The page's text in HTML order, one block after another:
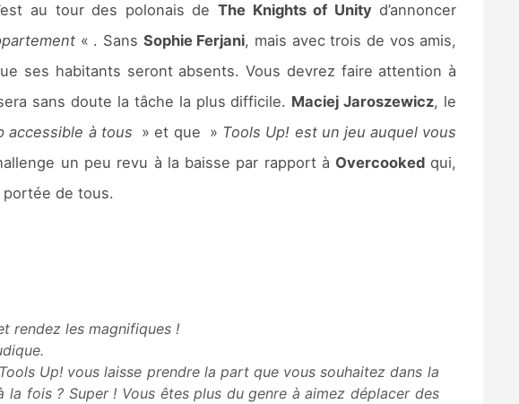
au tour des polonais de The Knights of Unityd’annoncer
« . Sans Sophie Ferjani, mais avec trois de vos amis,
ses habitants seront absents. Vous devrez faire attention à
sans doute la tâche la plus difficile. Maciej Jaroszewicz, le
accessible à tous » et que » Tools Up! est un jeu auquel vous
un peu revu à la baisse par rapport à Overcooked qui,
de tous.
rendez les magnifiques !
Up! vous laisse prendre la part que vous souhaitez dans la
fois ? Super ! Vous êtes plus du genre à aimez déplacer des